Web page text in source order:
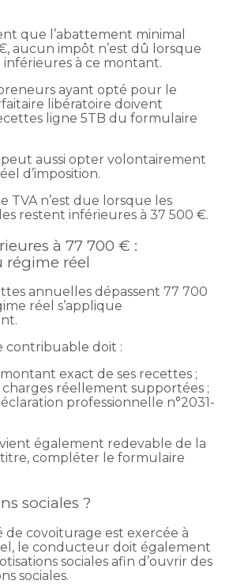
que l’abattement minimal
aucun impôt n’est dû lorsque
inférieures à ce montant.
ayant opté pour le
libératoire doivent
ligne 5TB du formulaire
aussi opter volontairement
d’imposition.
TVA n’est due lorsque les
restent inférieures à 37 500 €.
à 77 700 € :
réel
annuelles dépassent 77 700
réel s’applique
contribuable doit :
exact de ses recettes ;
réellement supportées ;
professionnelle n°2031-
également redevable de la
titre, compléter le formulaire
sociales ?
de covoiturage est exercée à
le conducteur doit également
sociales afin d’ouvrir des
sociales.